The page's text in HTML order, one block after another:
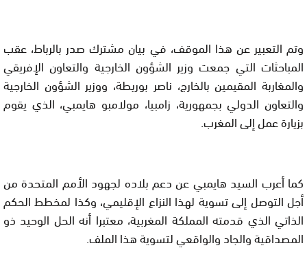
وتم التعبير عن هذا الموقف، في بيان مشترك صدر بالرباط، عقب
المباحثات التي جمعت وزير الشؤون الخارجية والتعاون الإفريقي
والمغاربة المقيمين بالخارج، ناصر بوريطة، ووزير الشؤون الخارجية
والتعاون الدولي بجمهورية، زامبيا، مولامبو هايمبي، الذي يقوم
بزيارة عمل إلى المغرب.
كما أعرب السيد هايمبي عن دعم بلاده لجهود الأمم المتحدة من
أجل التوصل إلى تسوية لهذا النزاع الإقليمي، وكذا لمخطط الحكم
الذاتي الذي قدمته المملكة المغربية، معتبرا أنه الحل الوحيد ذو
المصداقية والجاد والواقعي لتسوية هذا الملف.